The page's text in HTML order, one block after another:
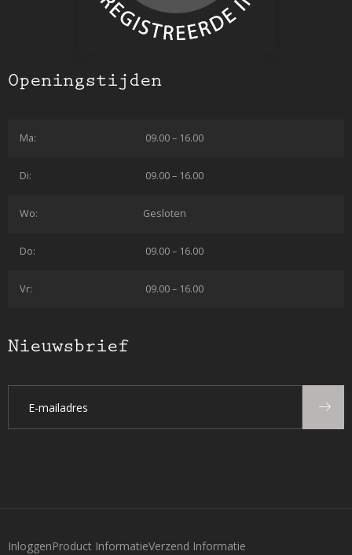
Openingstijden
Ma: 09.00 – 16.00
Di: 09.00 – 16.00
Wo: Gesloten
Do: 09.00 – 16.00
Vr: 09.00 – 16.00
Nieuwsbrief
InloggenProduct InformatieVerzend Informatie